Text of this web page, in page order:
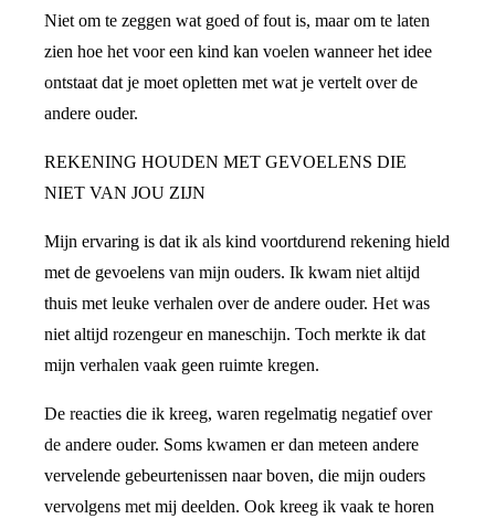
Niet om te zeggen wat goed of fout is, maar om te laten
zien hoe het voor een kind kan voelen wanneer het idee
ontstaat dat je moet opletten met wat je vertelt over de
andere ouder.
REKENING HOUDEN MET GEVOELENS DIE
NIET VAN JOU ZIJN
Mijn ervaring is dat ik als kind voortdurend rekening hield
met de gevoelens van mijn ouders. Ik kwam niet altijd
thuis met leuke verhalen over de andere ouder. Het was
niet altijd rozengeur en maneschijn. Toch merkte ik dat
mijn verhalen vaak geen ruimte kregen.
De reacties die ik kreeg, waren regelmatig negatief over
de andere ouder. Soms kwamen er dan meteen andere
vervelende gebeurtenissen naar boven, die mijn ouders
vervolgens met mij deelden. Ook kreeg ik vaak te horen